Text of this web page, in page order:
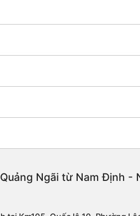
Ngãi từ Nam Định